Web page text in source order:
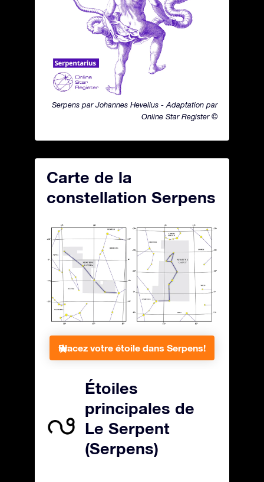
Serpens par Johannes Hevelius - Adaptation par
Online Star Register ©
Carte de la
constellation Serpens
Placez votre étoile dans Serpens!
Étoiles
principales de
Le Serpent
(Serpens)